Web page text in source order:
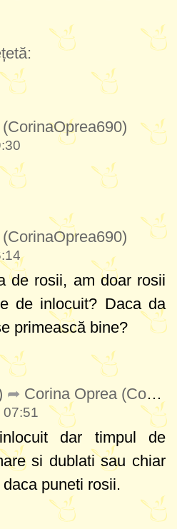
(CorinaOprea690)
(CorinaOprea690)
de rosii, am doar rosii
de inlocuit? Daca da
primească bine?
Corina Oprea (CorinaOprea690)
07:51
dar timpul de
si dublati sau chiar
puneti rosii.